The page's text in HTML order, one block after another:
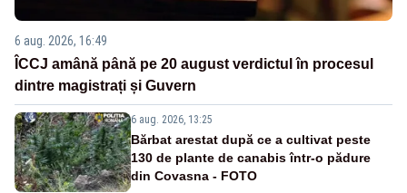
6 aug. 2026, 16:49
ÎCCJ amână până pe 20 august verdictul în procesul
dintre magistrați și Guvern
6 aug. 2026, 13:25
Bărbat arestat după ce a cultivat peste
130 de plante de canabis într-o pădure
din Covasna - FOTO